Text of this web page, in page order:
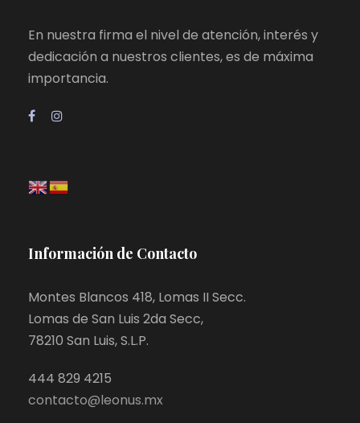
En nuestra firma el nivel de atención, interés y
dedicación a nuestros clientes, es de máxima
importancia.
Información de Contacto
Montes Blancos 418, Lomas II Secc.
Lomas de San Luis 2da Secc,
78210 San Luis, S.L.P.
444 829 4215
contacto@leonus.mx